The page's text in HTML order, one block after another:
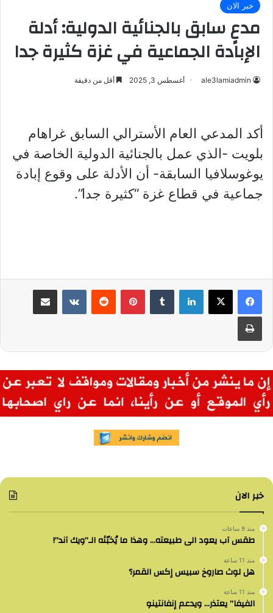
خبر الان
مدعٍ سابق بالجنائية الدولية: أدلة
الإبادة الجماعية في غزة كثيرة جدا
ale3lamiadmin أغسطس 3, 2025 أقل من دقيقة
أكد المدعي العام الأسترالي السابق غراهام
بلويت -الذي عمل بالجنائية الدولية الخاصة في
يوغوسلافيا السابقة- أن الأدلة على وقوع إبادة
جماعية في قطاع غزة “كثيرة جدا”.
لينكدإن بينتيريست مشاركة عبر البريد
طباعة
خبر الان
منذ 9 ساعات
طقس آب يعود الى طبيعته… وهذا ما يُخبّئه الـ”ويك آند”!
منذ 11 ساعة
هل لوث صاروخ سبيس إكس القمر؟
منذ 11 ساعة
الفيفا” يعتذر… ويدعم إنفانتينو